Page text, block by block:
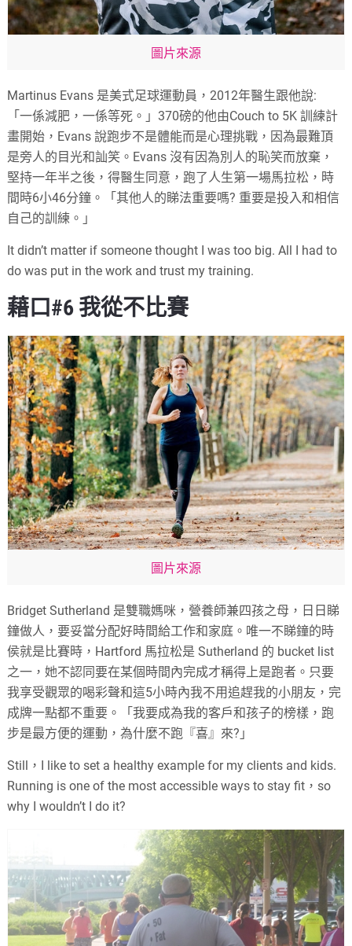
圖片來源
Martinus Evans 是美式足球運動員，2012年醫生跟他說:
「一係減肥，一係等死。」370磅的他由Couch to 5K 訓練計
畫開始，Evans 說跑步不是體能而是心理挑戰，因為最難頂
是旁人的目光和訕笑。Evans 沒有因為別人的恥笑而放棄，
堅持一年半之後，得醫生同意，跑了人生第一場馬拉松，時
間時6小46分鐘。「其他人的睇法重要嗎? 重要是投入和相信
自己的訓練。」
It didn’t matter if someone thought I was too big. All I had to
do was put in the work and trust my training.
藉口#6 我從不比賽
圖片來源
Bridget Sutherland 是雙職媽咪，營養師兼四孩之母，日日睇
鐘做人，要妥當分配好時間給工作和家庭。唯一不睇鐘的時
侯就是比賽時，Hartford 馬拉松是 Sutherland 的 bucket list
之一，她不認同要在某個時間內完成才稱得上是跑者。只要
我享受觀眾的喝彩聲和這5小時內我不用追趕我的小朋友，完
成牌一點都不重要。「我要成為我的客戶和孩子的榜樣，跑
步是最方便的運動，為什麼不跑『喜』來?」
Still，I like to set a healthy example for my clients and kids.
Running is one of the most accessible ways to stay fit，so
why I wouldn’t I do it?